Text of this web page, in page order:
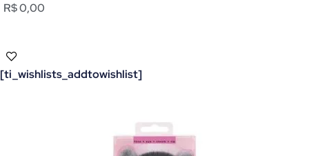
R$ 0,00
[ti_wishlists_addtowishlist]